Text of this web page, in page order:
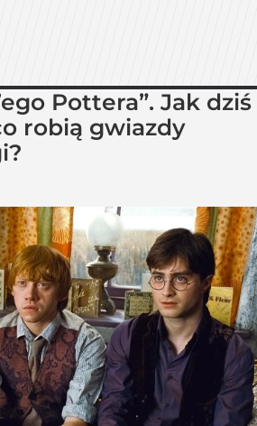
Pottera”. Jak dziś
robią gwiazdy